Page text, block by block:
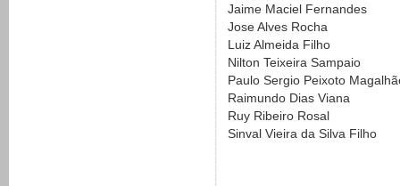
Jaime Maciel Fernandes
Jose Alves Rocha
Luiz Almeida Filho
Nilton Teixeira Sampaio
Paulo Sergio Peixoto
Raimundo Dias Viana
Ruy Ribeiro Rosal
Sinval Vieira da Silva Filho